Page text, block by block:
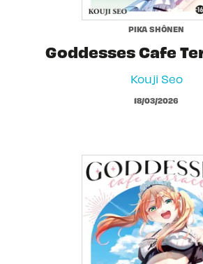
PIKA SHÔNEN
Goddesses Cafe
Kouji Seo
18/03/2026